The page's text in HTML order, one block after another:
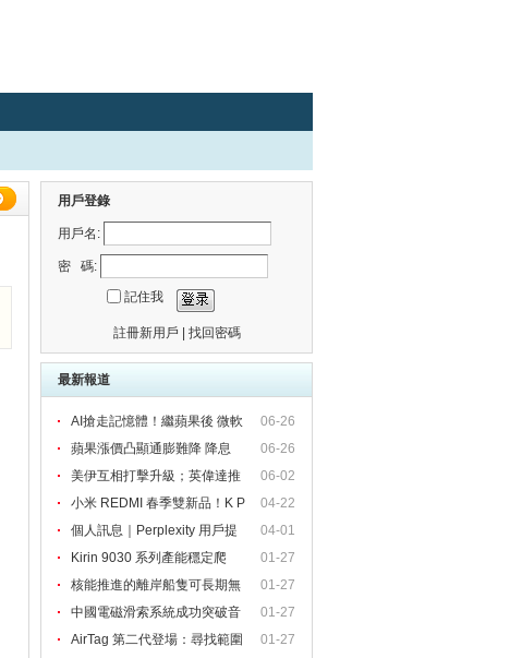
用戶登錄
用戶名:
密 碼:
記住我
註冊新用戶 找回密碼
最新報道
06-26
AI搶走記憶體！繼蘋果後 微軟
06-26
蘋果漲價凸顯通膨難降 降息
06-02
美伊互相打擊升級；英偉達推
出
04-22
小米 REDMI 春季雙新品！K P
ad
04-01
個人訊息｜Perplexity 用戶提
01-27
Kirin 9030 系列產能穩定爬
01-27
核能推進的離岸船隻可長期無
01-27
中國電磁滑索系統成功突破音
01-27
AirTag 第二代登場：尋找範圍